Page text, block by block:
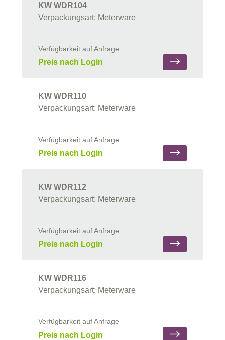
KW WDR104
Verpackungsart: Meterware
Verfügbarkeit auf Anfrage
Preis nach Login
KW WDR110
Verpackungsart: Meterware
Verfügbarkeit auf Anfrage
Preis nach Login
KW WDR112
Verpackungsart: Meterware
Verfügbarkeit auf Anfrage
Preis nach Login
KW WDR116
Verpackungsart: Meterware
Verfügbarkeit auf Anfrage
Preis nach Login